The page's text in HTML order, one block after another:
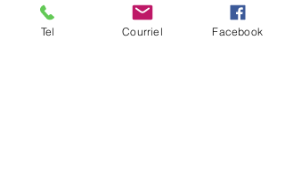
Mairie de Frouzins
Tel Courriel Facebook